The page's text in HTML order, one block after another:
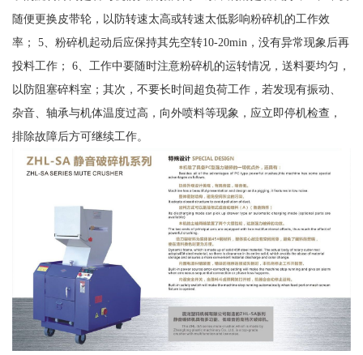
随便更换皮带轮，以防转速太高或转速太低影响粉碎机的工作效
率； 5、粉碎机起动后应保持其先空转10-20min，没有异常现象后再
投料工作； 6、工作中要随时注意粉碎机的运转情况，送料要均匀，
以防阻塞碎料室；其次，不要长时间超负荷工作，若发现有振动、
杂音、轴承与机体温度过高，向外喷料等现象，应立即停机检查，
排除故障后方可继续工作。